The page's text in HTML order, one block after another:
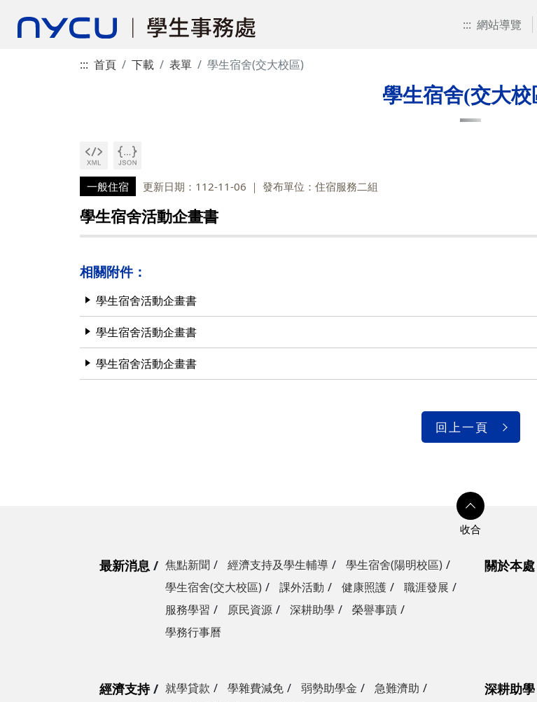
::: 網站導覽
::: 首頁 下載 表單 學生宿舍(交大校區)
學生宿舍(交大校
一般住宿 更新日期：112-11-06 發布單位：住宿服務二組
學生宿舍活動企畫書
相關附件：
學生宿舍活動企畫書
學生宿舍活動企畫書
學生宿舍活動企畫書
回上一頁
最新消息 焦點新聞 經濟支持及學生輔導
學生宿舍(陽明校區)
學生宿舍(交大校區)
課外活動 健康照護
職涯發展
服務學習
原民資源 深耕助學
榮譽事蹟
學務行事曆
關於本處
經濟支持 就學貸款 學雜費減免 弱勢助學金
急難濟助
深耕助學